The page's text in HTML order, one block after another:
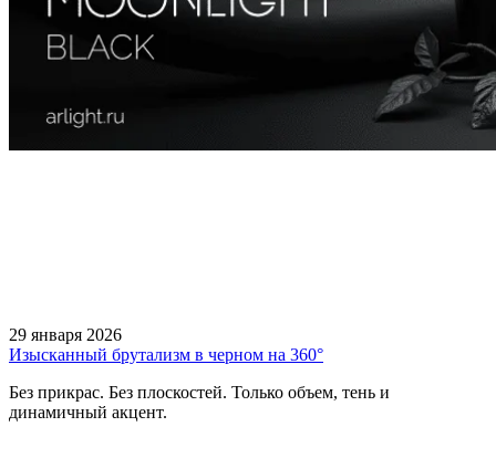
29 января 2026
Изысканный брутализм в черном на 360°
Без прикрас. Без плоскостей. Только объем, тень и
динамичный акцент.